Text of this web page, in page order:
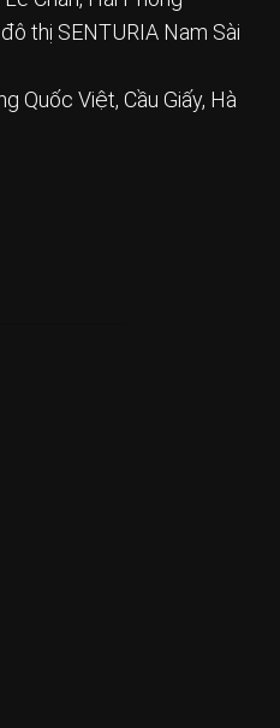
thị SENTURIA Nam Sài
Quốc Việt, Cầu Giấy, Hà